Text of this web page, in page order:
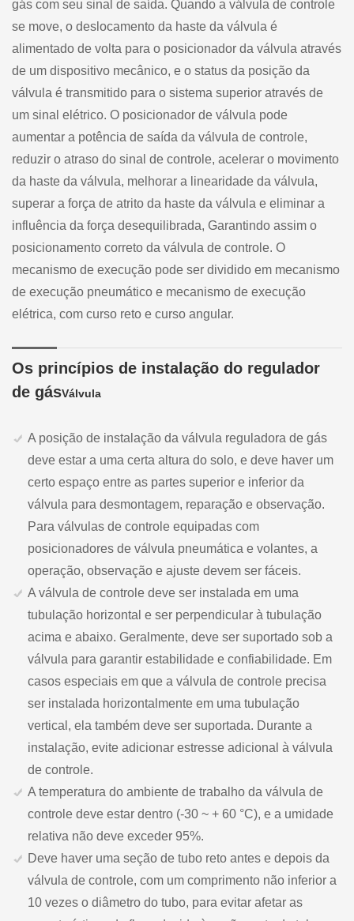
gás com seu sinal de saída. Quando a válvula de controle
se move, o deslocamento da haste da válvula é
alimentado de volta para o posicionador da válvula através
de um dispositivo mecânico, e o status da posição da
válvula é transmitido para o sistema superior através de
um sinal elétrico. O posicionador de válvula pode
aumentar a potência de saída da válvula de controle,
reduzir o atraso do sinal de controle, acelerar o movimento
da haste da válvula, melhorar a linearidade da válvula,
superar a força de atrito da haste da válvula e eliminar a
influência da força desequilibrada, Garantindo assim o
posicionamento correto da válvula de controle. O
mecanismo de execução pode ser dividido em mecanismo
de execução pneumático e mecanismo de execução
elétrica, com curso reto e curso angular.
Os princípios de instalação do regulador
de gásVálvula
A posição de instalação da válvula reguladora de gás
deve estar a uma certa altura do solo, e deve haver um
certo espaço entre as partes superior e inferior da
válvula para desmontagem, reparação e observação.
Para válvulas de controle equipadas com
posicionadores de válvula pneumática e volantes, a
operação, observação e ajuste devem ser fáceis.
A válvula de controle deve ser instalada em uma
tubulação horizontal e ser perpendicular à tubulação
acima e abaixo. Geralmente, deve ser suportado sob a
válvula para garantir estabilidade e confiabilidade. Em
casos especiais em que a válvula de controle precisa
ser instalada horizontalmente em uma tubulação
vertical, ela também deve ser suportada. Durante a
instalação, evite adicionar estresse adicional à válvula
de controle.
A temperatura do ambiente de trabalho da válvula de
controle deve estar dentro (-30 ~ + 60 °C), e a umidade
relativa não deve exceder 95%.
Deve haver uma seção de tubo reto antes e depois da
válvula de controle, com um comprimento não inferior a
10 vezes o diâmetro do tubo, para evitar afetar as